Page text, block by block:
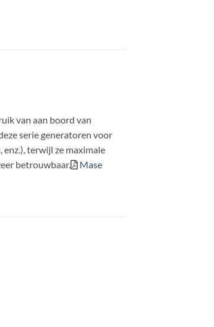
van aan boord van
serie generatoren voor
terwijl ze maximale
betrouwbaar.
Mase